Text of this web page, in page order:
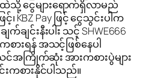
ငွေများရောက်ရှိလာမည်
၊ KBZ Pay ဖြင့် ငွေသွင်းပါက
ချင်းနီးပါး သင့် SHWE666
ားရန် အသင့်ဖြစ်နေပါ
အကြိုက်ဆုံး အားကစားပွဲများ
ကစားနိုင်ပါသည်။